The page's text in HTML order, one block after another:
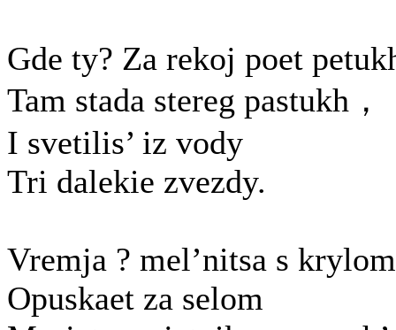
Gde ty? Za rekoj poet
Tam stada stereg pastukh，
I svetilis’ iz vody
Tri dalekie zvezdy.
Vremja ? mel’nitsa s krylom
Opuskaet za selom